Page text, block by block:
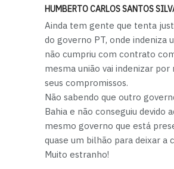
HUMBERTO CARLOS SANTOS
Ainda tem gente que tenta
do governo PT, onde indeniza
não cumpriu com contrato
mesma união vai indenizar
seus compromissos.
Não sabendo que outro
Bahia e não conseguiu devido
mesmo governo que está
quase um bilhão para deixar a
Muito estranho!